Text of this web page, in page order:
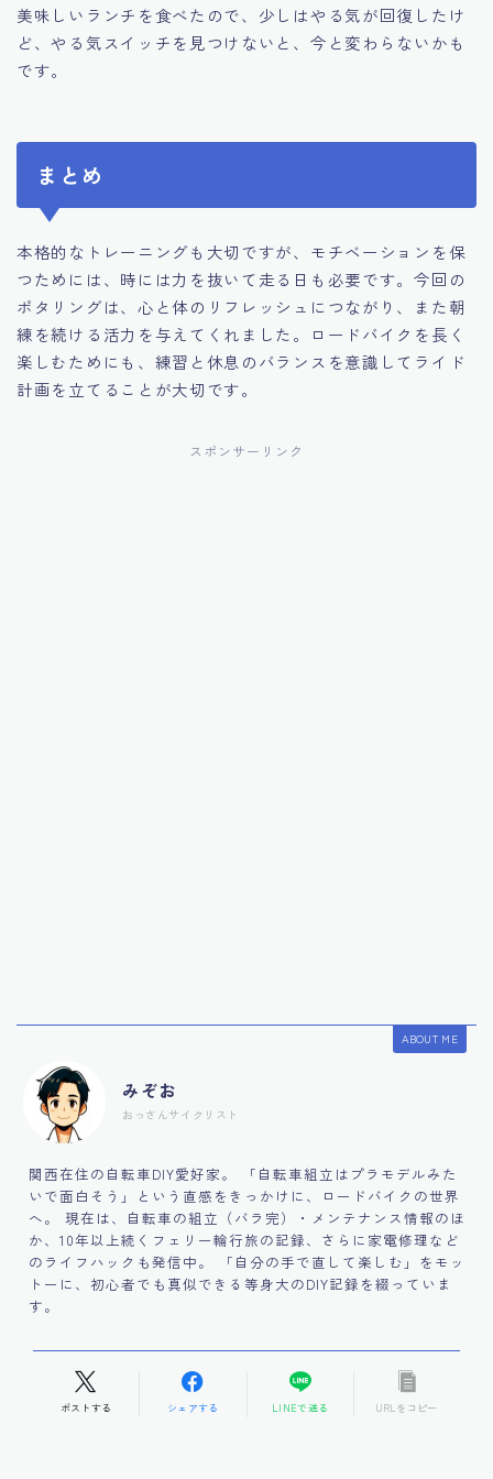
美味しいランチを食べたので、少しはやる気が回復したけ
ど、やる気スイッチを見つけないと、今と変わらないかも
です。
まとめ
本格的なトレーニングも大切ですが、モチベーションを保
つためには、時には力を抜いて走る日も必要です。今回の
ポタリングは、心と体のリフレッシュにつながり、また朝
練を続ける活力を与えてくれました。ロードバイクを長く
楽しむためにも、練習と休息のバランスを意識してライド
計画を立てることが大切です。
スポンサーリンク
ABOUT ME
みぞお
おっさんサイクリスト
関西在住の自転車DIY愛好家。 「自転車組立はプラモデルみた
いで面白そう」という直感をきっかけに、ロードバイクの世界
へ。 現在は、自転車の組立（バラ完）・メンテナンス情報のほ
か、10年以上続くフェリー輪行旅の記録、さらに家電修理など
のライフハックも発信中。 「自分の手で直して楽しむ」をモッ
トーに、初心者でも真似できる等身大のDIY記録を綴っていま
す。
ポストする シェアする LINEで送る URLをコピー